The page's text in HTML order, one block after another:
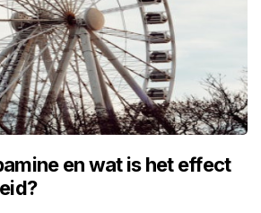
en wat is het effect